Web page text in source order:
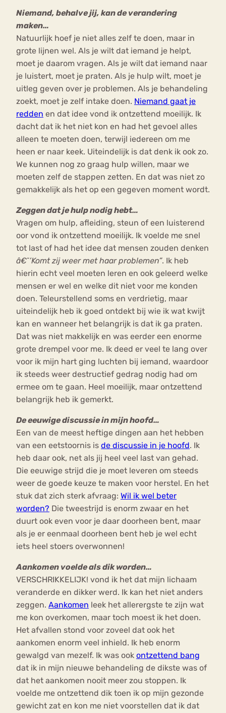
Niemand, behalve jij, kan de verandering
maken…
Natuurlijk hoef je niet alles zelf te doen, maar in
grote lijnen wel. Als je wilt dat iemand je helpt,
moet je daarom vragen. Als je wilt dat iemand naar
je luistert, moet je praten. Als je hulp wilt, moet je
uitleg geven over je problemen. Als je behandeling
zoekt, moet je zelf intake doen. Niemand gaat je
redden en dat idee vond ik ontzettend moeilijk. Ik
dacht dat ik het niet kon en had het gevoel alles
alleen te moeten doen, terwijl iedereen om me
heen er naar keek. Uiteindelijk is dat denk ik ook zo.
We kunnen nog zo graag hulp willen, maar we
moeten zelf de stappen zetten. En dat was niet zo
gemakkelijk als het op een gegeven moment wordt.
Zeggen dat je hulp nodig hebt…
Vragen om hulp, afleiding, steun of een luisterend
oor vond ik ontzettend moeilijk. Ik voelde me snel
tot last of had het idee dat mensen zouden denken
â€˜’Komt zij weer met haar problemen”. Ik heb
hierin echt veel moeten leren en ook geleerd welke
mensen er wel en welke dit niet voor me konden
doen. Teleurstellend soms en verdrietig, maar
uiteindelijk heb ik goed ontdekt bij wie ik wat kwijt
kan en wanneer het belangrijk is dat ik ga praten.
Dat was niet makkelijk en was eerder een enorme
grote drempel voor me. Ik deed er veel te lang over
voor ik mijn hart ging luchten bij iemand, waardoor
ik steeds weer destructief gedrag nodig had om
ermee om te gaan. Heel moeilijk, maar ontzettend
belangrijk heb ik gemerkt.
De eeuwige discussie in mijn hoofd…
Een van de meest heftige dingen aan het hebben
van een eetstoornis is de discussie in je hoofd. Ik
heb daar ook, net als jij heel veel last van gehad.
Die eeuwige strijd die je moet leveren om steeds
weer de goede keuze te maken voor herstel. En het
stuk dat zich sterk afvraag: Wil ik wel beter
worden? Die tweestrijd is enorm zwaar en het
duurt ook even voor je daar doorheen bent, maar
als je er eenmaal doorheen bent heb je wel echt
iets heel stoers overwonnen!
Aankomen voelde als dik worden…
VERSCHRIKKELIJK! vond ik het dat mijn lichaam
veranderde en dikker werd. Ik kan het niet anders
zeggen. Aankomen leek het allerergste te zijn wat
me kon overkomen, maar toch moest ik het doen.
Het afvallen stond voor zoveel dat ook het
aankomen enorm veel inhield. Ik heb enorm
gewalgd van mezelf. Ik was ook ontzettend bang
dat ik in mijn nieuwe behandeling de dikste was of
dat het aankomen nooit meer zou stoppen. Ik
voelde me ontzettend dik toen ik op mijn gezonde
gewicht zat en kon me niet voorstellen dat ik dat